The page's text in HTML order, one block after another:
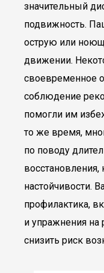
значительный
подвижность.
острую или
движении.
своевременное
соблюдение
помогли им
то же время,
по поводу
восстановления,
настойчивости.
профилактика,
и упражнения на
снизить риск